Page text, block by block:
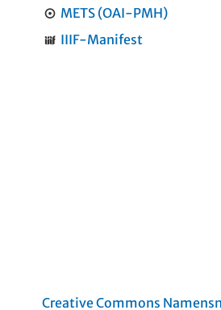
METS (OAI-PMH)
IIIF-Manifest
Creative Commons